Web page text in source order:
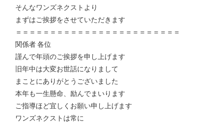
そんなワンズネクストより
まずはご挨拶をさせていただきます
＝＝＝＝＝＝＝＝＝＝＝＝＝＝＝＝＝＝＝＝＝＝＝＝
関係者 各位
謹んで年頭のご挨拶を申し上げます
旧年中は大変お世話になりまして
まことにありがとうございました
本年も一生懸命、励んでまいります
ご指導ほど宜しくお願い申し上げます
ワンズネクストは常に